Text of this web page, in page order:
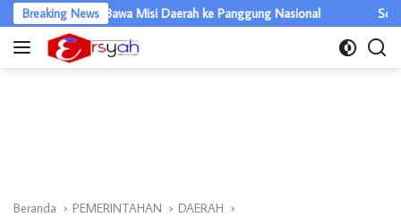
Langsung
ke
Breaking News
XII, Bawa Misi Daerah ke Panggung Nasional Semarak HUT
Beranda PEMERINTAHAN DAERAH